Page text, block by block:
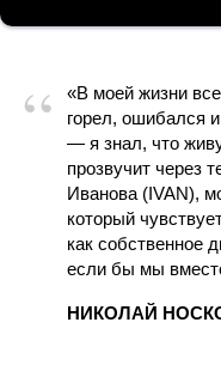
“
«В моей жизни
горел, ошибался
— я знал, что
прозвучит через
Иванова (IVAN),
который
как собственное
если бы мы
НИКОЛАЙ